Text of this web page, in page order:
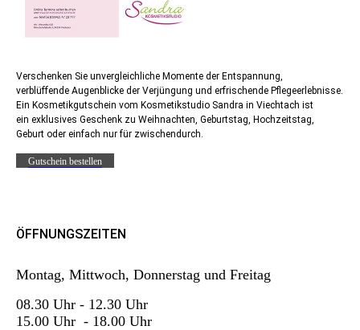
Verschenken Sie unvergleichliche Momente der Entspannung,
verblüffende Augenblicke der Verjüngung und erfrischende Pflegeerlebnisse.
Ein Kosmetikgutschein vom Kosmetikstudio Sandra in Viechtach ist
ein exklusives Geschenk zu Weihnachten, Geburtstag, Hochzeitstag,
Geburt oder einfach nur für zwischendurch.
Gutschein bestellen
ÖFFNUNGSZEITEN
Montag, Mittwoch, Donnerstag und Freitag
08.30 Uhr - 12.30 Uhr
15.00 Uhr - 18.00 Uhr